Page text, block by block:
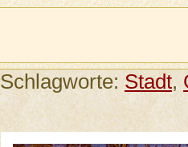
Schlagworte: Stadt,